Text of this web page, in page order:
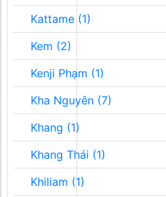
Kattame (1)
Kem (2)
Kenji Phạm (1)
Kha Nguyên (7)
Khang (1)
Khang Thái (1)
Khiliam (1)